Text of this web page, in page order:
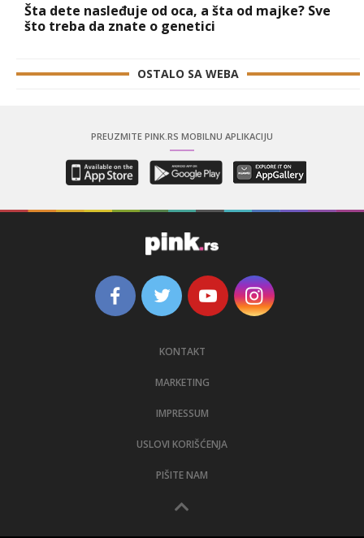
Šta dete nasleđuje od oca, a šta od majke? Sve
što treba da znate o genetici
OSTALO SA WEBA
PREUZMITE PINK.RS MOBILNU APLIKACIJU
KONTAKT
MARKETING
IMPRESSUM
USLOVI KORIŠĆENJA
PIŠITE NAM